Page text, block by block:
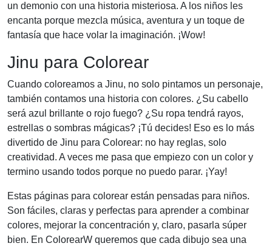
un demonio con una historia misteriosa. A los niños les
encanta porque mezcla música, aventura y un toque de
fantasía que hace volar la imaginación. ¡Wow!
Jinu para Colorear
Cuando coloreamos a Jinu, no solo pintamos un personaje,
también contamos una historia con colores. ¿Su cabello
será azul brillante o rojo fuego? ¿Su ropa tendrá rayos,
estrellas o sombras mágicas? ¡Tú decides! Eso es lo más
divertido de Jinu para Colorear: no hay reglas, solo
creatividad. A veces me pasa que empiezo con un color y
termino usando todos porque no puedo parar. ¡Yay!
Estas páginas para colorear están pensadas para niños.
Son fáciles, claras y perfectas para aprender a combinar
colores, mejorar la concentración y, claro, pasarla súper
bien. En ColorearW queremos que cada dibujo sea una